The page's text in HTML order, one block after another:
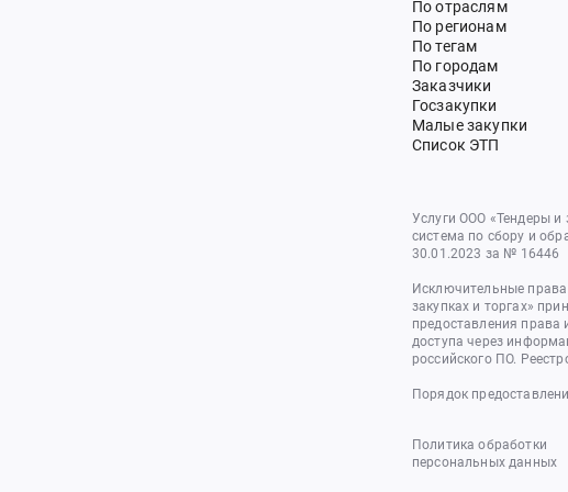
По отраслям
По регионам
По тегам
По городам
Заказчики
Госзакупки
Малые закупки
Список ЭТП
Услуги ООО «Тендеры
система по сбору и
30.01.2023 за № 16446
Исключительные
закупках и торгах»
предоставления права
доступа через
российского ПО.
Порядок
Политика обработки
персональных данных